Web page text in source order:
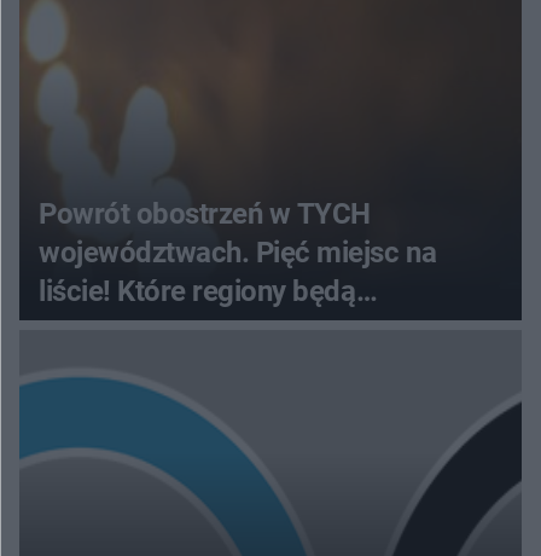
Powrót obostrzeń w TYCH
województwach. Pięć miejsc na
liście! Które regiony będą
zamknięte?